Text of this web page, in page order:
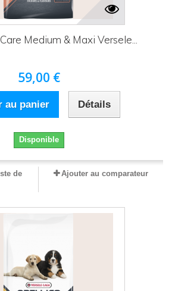
Medium & Maxi Versele...
59,00 €
au panier Détails
Disponible
de
Ajouter au comparateur